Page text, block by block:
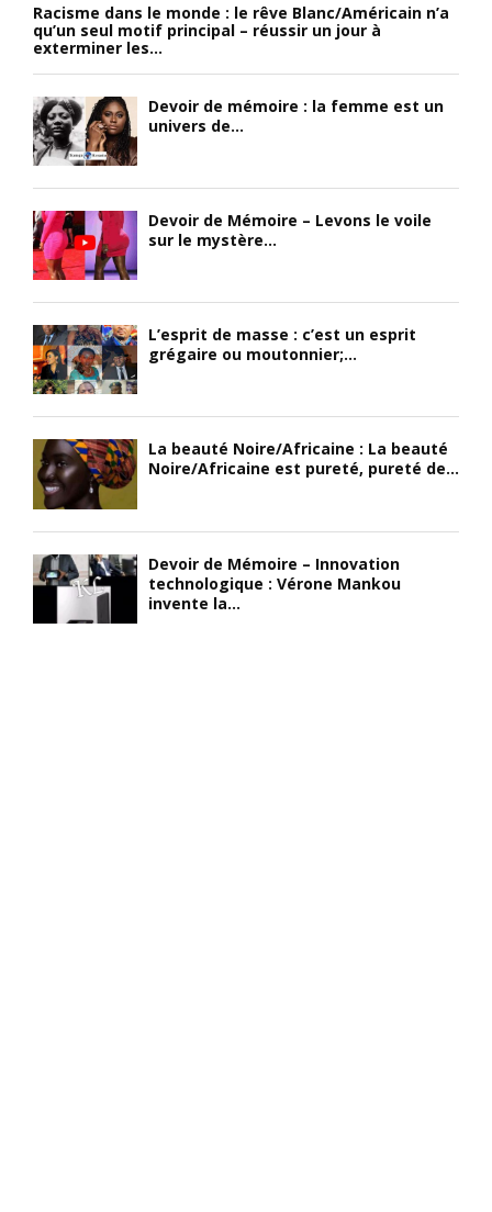
Racisme dans le monde : le rêve Blanc/Américain n’a
qu’un seul motif principal – réussir un jour à
exterminer les...
Devoir de mémoire : la femme est un
univers de...
Devoir de Mémoire – Levons le voile
sur le mystère...
L’esprit de masse : c’est un esprit
grégaire ou moutonnier;...
La beauté Noire/Africaine : La beauté
Noire/Africaine est pureté, pureté de...
Devoir de Mémoire – Innovation
technologique : Vérone Mankou
invente la...